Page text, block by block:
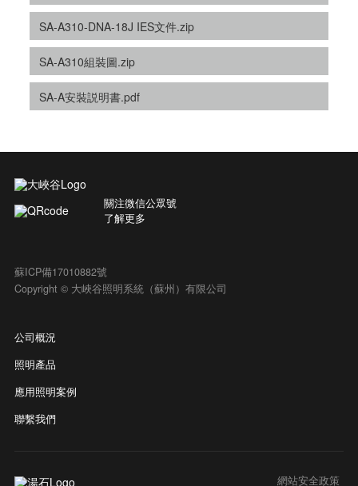
SA-A310-DNA-18J IES文件.zip
SA-A310組裝圖.zip
SA-A安裝説明書.pdf
關注微信公眾號
了解更多
蘇ICP備17010882號
Copyright © 大峽谷照明系統（蘇州）有限公司
公司概況
照明產品
應用照明案例
聯繫我們
網站安全政策